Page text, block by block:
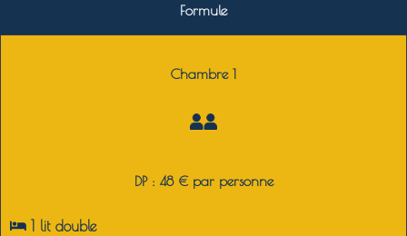
Formule
Chambre 1
DP : 48 € par personne
1 lit double